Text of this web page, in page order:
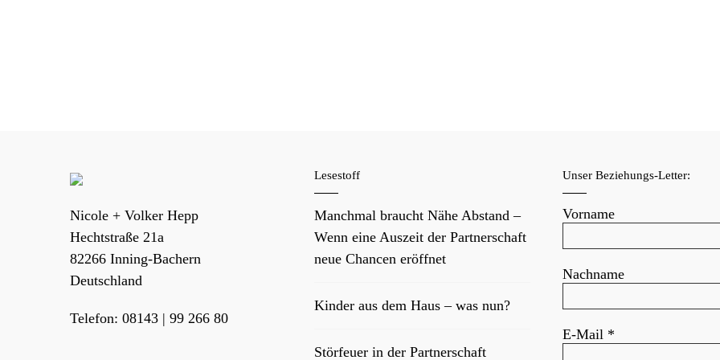
Nicole + Volker Hepp
Hechtstraße 21a
82266 Inning-Bachern
Deutschland
Telefon: 08143 | 99 266 80
Lesestoff
Manchmal braucht Nähe Abstand –
Wenn eine Auszeit der Partnerschaft
neue Chancen eröffnet
Kinder aus dem Haus – was nun?
Störfeuer in der Partnerschaft
Unser Beziehungs-Letter:
Vorname
Nachname
E-Mail *